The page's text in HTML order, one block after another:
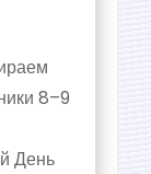
8–9
День